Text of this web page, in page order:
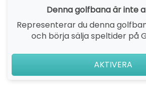
Denna golfbana är inte
Representerar du denna
och börja sälja speltider på
AKTIVERA